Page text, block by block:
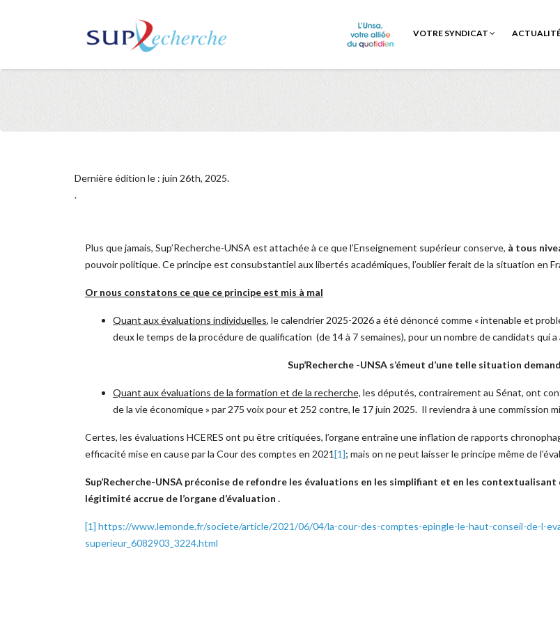
VOTRE SYNDICAT
Dernière édition le : juin 26th, 2025.
.
Plus que jamais, Sup’Recherche-UNSA est attachée à ce que l’Enseignement supérieur conserve, à tous
pouvoir politique. Ce principe est consubstantiel aux libertés académiques, l’oublier ferait de la situation en
Or nous constatons ce que ce principe est mis à mal
Quant aux évaluations individuelles, le calendrier 2025-2026 a été dénoncé comme « intenable et
deux le temps de la procédure de qualification (de 14 à 7 semaines), pour un nombre de candidats qui
Sup’Recherche -UNSA s’émeut d’une telle situation
Quant aux évaluations de la formation et de la recherche, les députés, contrairement au Sénat, ont
de la vie économique » par 275 voix pour et 252 contre, le 17 juin 2025. Il reviendra à une commission
Certes, les évaluations HCERES ont pu être critiquées, l’organe entraîne une inflation de rapports
efficacité mise en cause par la Cour des comptes en 2021[1]; mais on ne peut laisser le principe même de
Sup’Recherche-UNSA préconise de refondre les évaluations en les simplifiant et en les contextualisant
légitimité accrue de l’organe d’évaluation .
[1] https://www.lemonde.fr/societe/article/2021/06/04/la-cour-des-comptes-epingle-le-haut-conseil-de-l-
superieur_6082903_3224.html